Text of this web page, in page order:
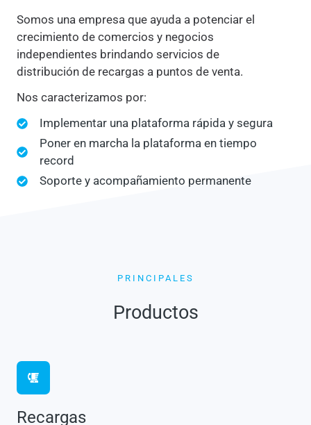
Somos una empresa que ayuda a potenciar el
crecimiento de comercios y negocios
independientes brindando servicios de
distribución de recargas a puntos de venta.
Nos caracterizamos por:
Implementar una plataforma rápida y segura
Poner en marcha la plataforma en tiempo
record
Soporte y acompañamiento permanente
PRINCIPALES
Productos
Recargas